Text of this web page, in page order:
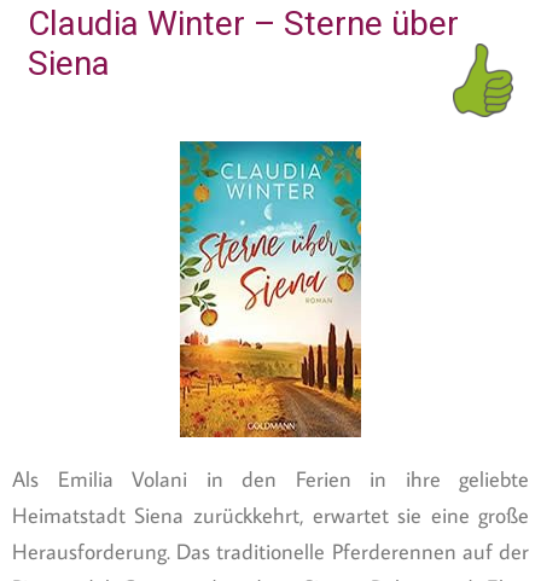
Claudia Winter – Sterne über
Siena
Als Emilia Volani in den Ferien in ihre geliebte
Heimatstadt Siena zurückkehrt, erwartet sie eine große
Herausforderung. Das traditionelle Pferderennen auf der